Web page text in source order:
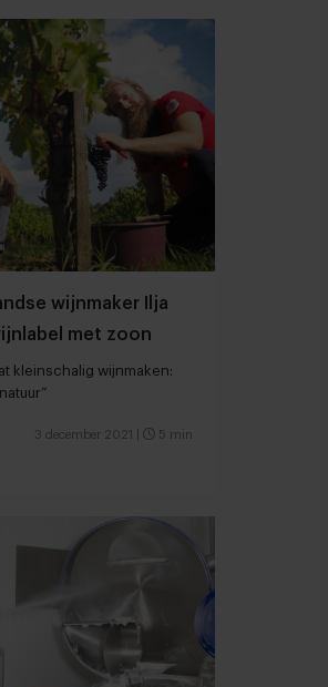
wijnmaker Ilja
met zoon
kleinschalig wijnmaken:
3 december 2021 5 min